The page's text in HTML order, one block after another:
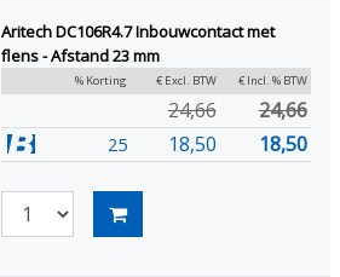
Aritech DC106R4.7 Inbouwcontact met
flens - Afstand 23 mm
% Korting € Excl. BTW € Incl. % BTW
24,66 24,66
25 18,50 18,50